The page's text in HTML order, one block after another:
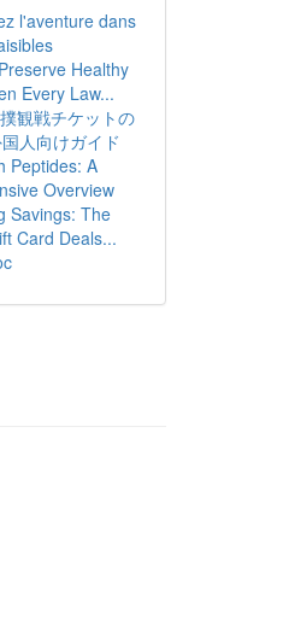
l'aventure dans
Healthy
Every Law...
観戦チケットの
人向けガイド
Peptides: A
Overview
Savings: The
Card Deals...